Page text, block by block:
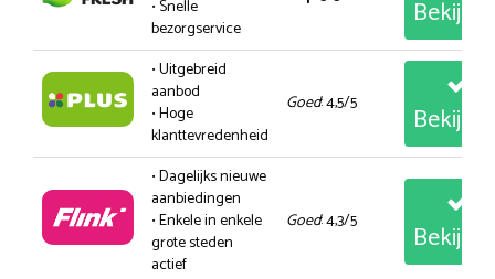
• Snelle
bezorgservice
• Uitgebreid
aanbod
• Hoge
klanttevredenheid
Goed: 4,5/5
• Dagelijks nieuwe
aanbiedingen
• Enkele in enkele
grote steden
actief
Goed: 4,3/5